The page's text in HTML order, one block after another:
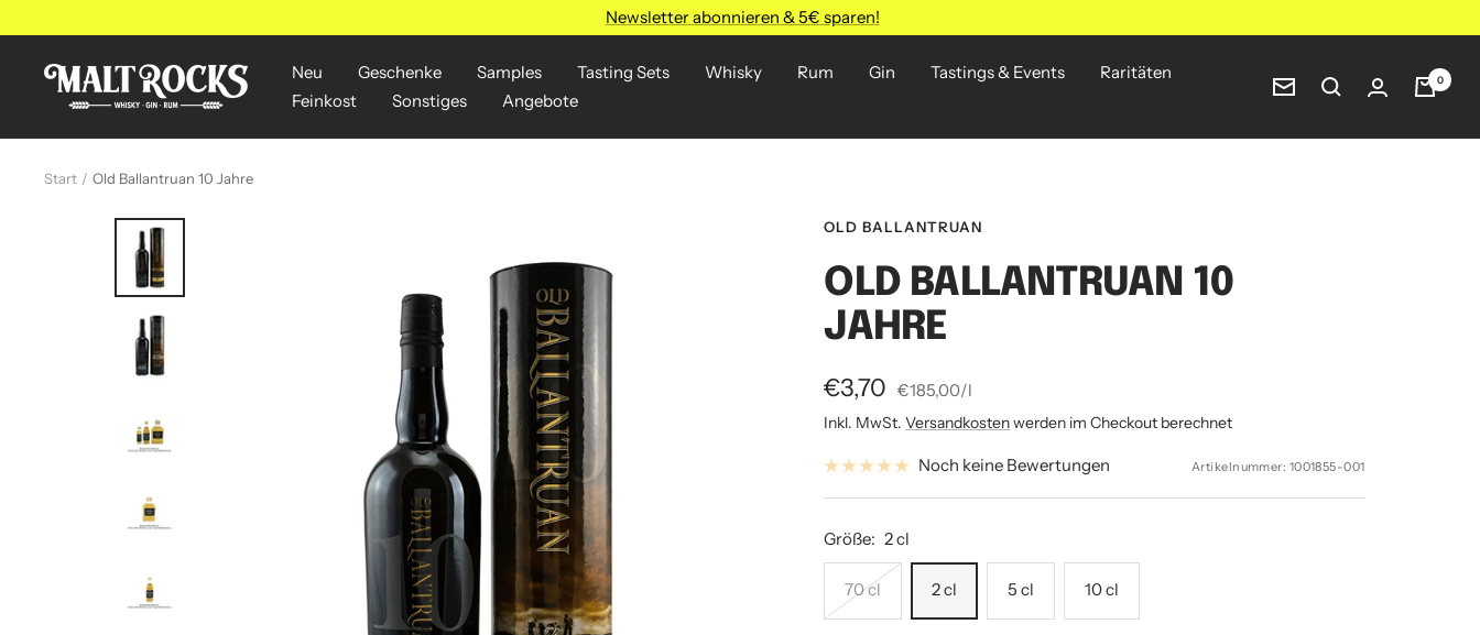
zum
Newsletter abonnieren & 5€ sparen!
Neu Geschenke Samples Tasting Sets Whisky Rum Gin Tastings & Events
Raritäten
Feinkost
Sonstiges Angebote
MALT
ROCKS
Newsletter
0
Start Old Ballantruan 10 Jahre
OLD BALLANTRUAN
OLD BALLANTRUAN 10
JAHRE
Angebotspreis
€3,70 €185,00/l
Inkl. MwSt.Versandkostenwerden im Checkout berechnet
Noch keine Bewertungen Artikelnummer: 1001855-001
Größe: 2 cl
70 cl 2 cl 5 cl 10 cl